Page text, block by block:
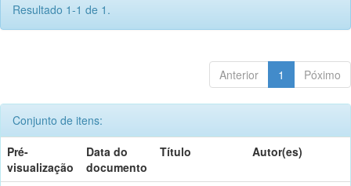
Resultado 1-1 de 1.
Anterior 1 Póximo
Conjunto de itens:
Pré-
visualização
Data do
documento
Título Autor(es)